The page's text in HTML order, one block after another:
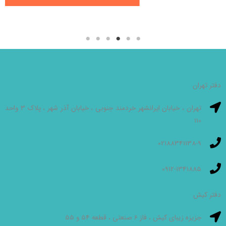
دفتر تهران
تهران ، خیابان ایرانشهر خردمند جنوبی ، خیابان آذر شهر ، پلاک 3 واحد
110
02188341138-9
0912-1341885
دفتر کیش
جزیزه زیبای کیش ، فاز 6 صنعتی ، قطعه 54 و 55